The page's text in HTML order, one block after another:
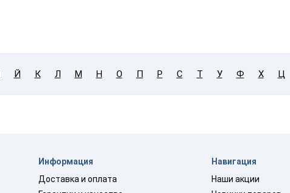
Й К Л М Н О П Р С Т У Ф Х Ц
Информация
Доставка и оплата
Навигация
Наши акции